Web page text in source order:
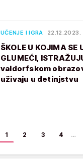
UČENJE I IGRA 22.12.2023.
ŠKOLE U KOJIMA SE
GLUMEĆI,
valdorfskom
uživaju u detinjstvu
1 2 3 4 …